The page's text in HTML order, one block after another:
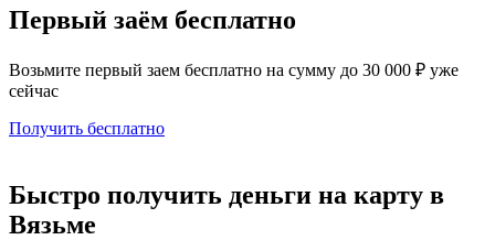
Первый заём бесплатно
Возьмите первый заем бесплатно на сумму до 30 000 ₽ уже
сейчас
Получить бесплатно
Быстро получить деньги на карту в
Вязьме